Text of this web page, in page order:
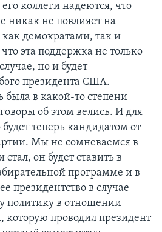
коллеги надеются, что
никак не повлияет на
демократами, так и
эта поддержка не только
но и будет
президента США.
была в какой-то степени
об этом велись. И для
теперь кандидатом от
Мы не сомневаемся в
он будет ставить в
программе и в
президентство в случае
политику в отношении
проводил президент